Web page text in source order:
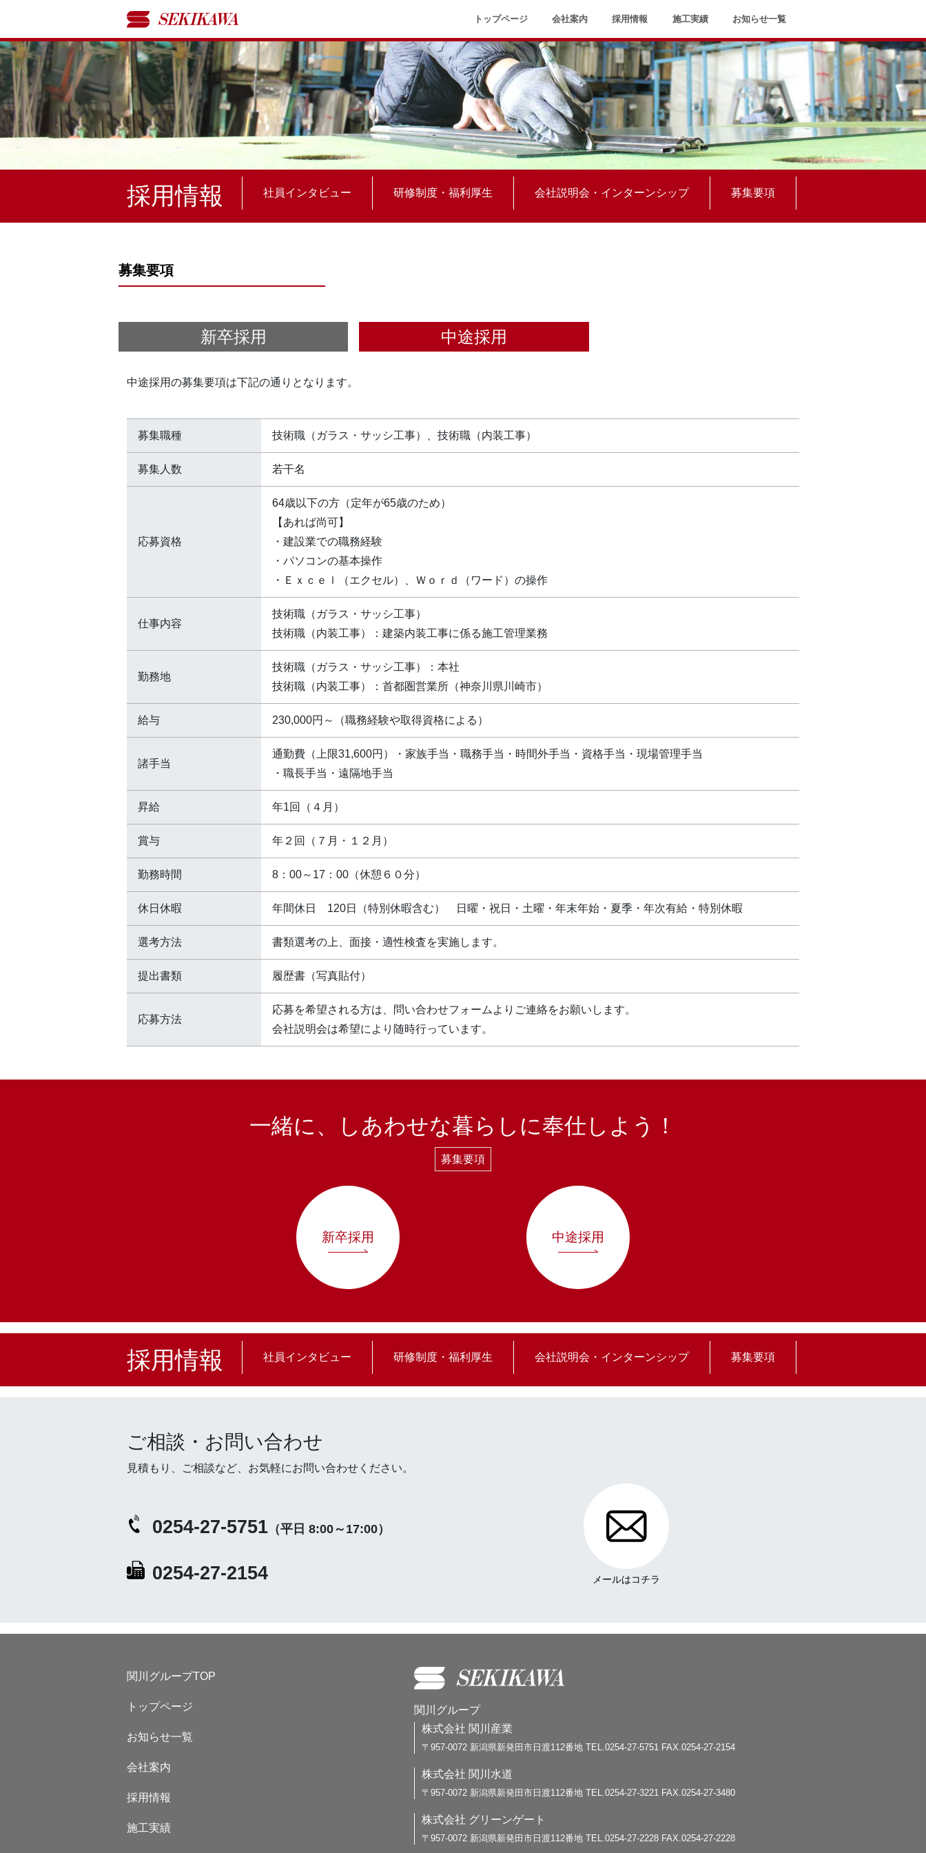
トップページ 会社案内 採用情報 施工実績 お知らせ一覧
採用情報 社員インタビュー 研修制度・福利厚生 会社説明会・インターンシップ 募集要項
募集要項
新卒採用 中途採用
中途採用の募集要項は下記の通りとなります。
募集職種 技術職（ガラス・サッシ工事）、技術職（内装工事）
募集人数 若干名
応募資格
64歳以下の方（定年が65歳のため）
【あれば尚可】
・建設業での職務経験
・パソコンの基本操作
・Ｅｘｃｅｌ（エクセル）、Ｗｏｒｄ（ワード）の操作
仕事内容
技術職（ガラス・サッシ工事）
技術職（内装工事）：建築内装工事に係る施工管理業務
勤務地
技術職（ガラス・サッシ工事）：本社
技術職（内装工事）：首都圏営業所（神奈川県川崎市）
給与 230,000円～（職務経験や取得資格による）
諸手当
通勤費（上限31,600円）・家族手当・職務手当・時間外手当・資格手当・現場管理手当
・職長手当・遠隔地手当
昇給 年1回（４月）
賞与 年２回（７月・１２月）
勤務時間 8：00～17：00（休憩６０分）
休日休暇 年間休日 120日（特別休暇含む） 日曜・祝日・土曜・年末年始・夏季・年次有給・特別休暇
選考方法 書類選考の上、面接・適性検査を実施します。
提出書類 履歴書（写真貼付）
応募方法
応募を希望される方は、問い合わせフォームよりご連絡をお願いします。
会社説明会は希望により随時行っています。
一緒に、しあわせな暮らしに奉仕しよう！
募集要項
新卒採用 中途採用
採用情報 社員インタビュー 研修制度・福利厚生 会社説明会・インターンシップ 募集要項
ご相談・お問い合わせ
見積もり、ご相談など、お気軽にお問い合わせください。
0254-27-5751 （平日 8:00～17:00）
0254-27-2154
関川グループTOP
トップページ
お知らせ一覧
会社案内
採用情報
施工実績
関川グループ
株式会社 関川産業
〒957-0072 新潟県新発田市日渡112番地 TEL.0254-27-5751 FAX.0254-27-2154
株式会社 関川水道
〒957-0072 新潟県新発田市日渡112番地 TEL.0254-27-3221 FAX.0254-27-3480
株式会社 グリーンゲート
〒957-0072 新潟県新発田市日渡112番地 TEL.0254-27-2228 FAX.0254-27-2228